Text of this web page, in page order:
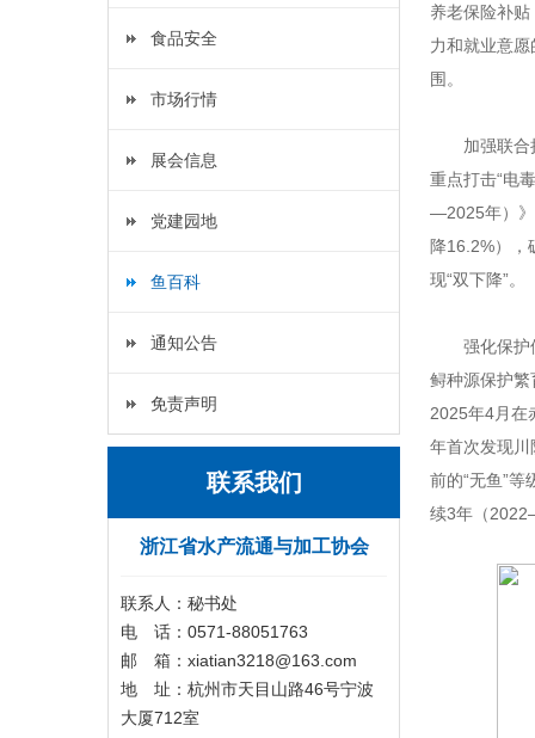
食品安全
市场行情
展会信息
党建园地
鱼百科
通知公告
免责声明
联系我们
浙江省水产流通与加工协会
联系人：秘书处
电 话：0571-88051763
邮 箱：xiatian3218@163.com
地 址：杭州市天目山路46号宁波
大厦712室
养老保险补贴
力和就业意
围。
加强联合
重点打击“电
—2025年）》
降16.2%），
现“双下降”。
强化保护
鲟种源保护
2025年4月在
年首次发现
前的“无鱼”
续3年（